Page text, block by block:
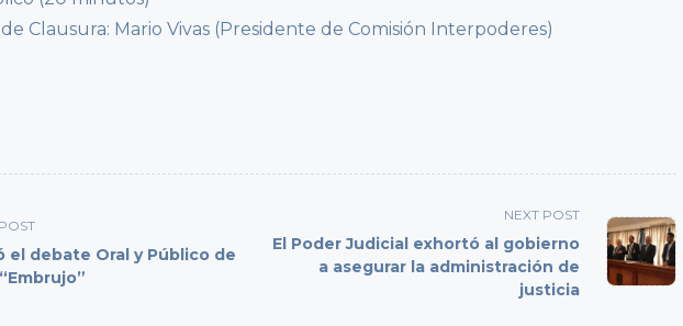
de Clausura: Mario Vivas (Presidente de Comisión Interpoderes)
el debate Oral y Público de
NEXT POST
El Poder Judicial exhortó al gobierno
a asegurar la administración de
justicia